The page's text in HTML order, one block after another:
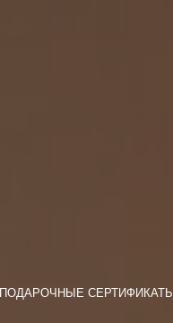
ПОДАРОЧНЫЕ СЕРТИФИКАТЫ